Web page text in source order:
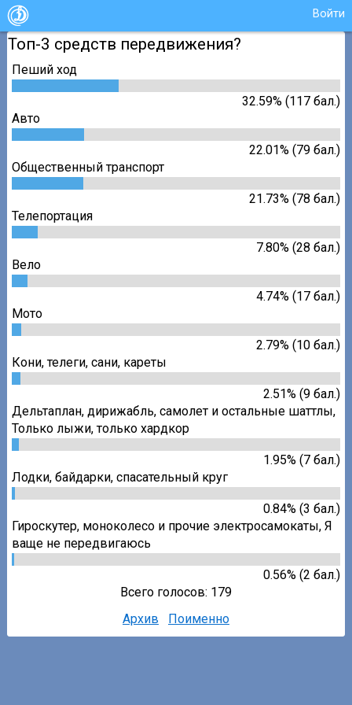
Войти
Топ-3 средств передвижения?
Пеший ход
32.59% (117 бал.)
Авто
22.01% (79 бал.)
Общественный транспорт
21.73% (78 бал.)
Телепортация
7.80% (28 бал.)
Вело
4.74% (17 бал.)
Мото
2.79% (10 бал.)
Кони, телеги, сани, кареты
2.51% (9 бал.)
Дельтаплан, дирижабль, самолет и остальные шаттлы,
Только лыжи, только хардкор
1.95% (7 бал.)
Лодки, байдарки, спасательный круг
0.84% (3 бал.)
Гироскутер, моноколесо и прочие электросамокаты,Я
ваще не передвигаюсь
0.56% (2 бал.)
Всего голосов: 179
Архив
Поименно